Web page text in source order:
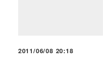
2011/06/08 20:18